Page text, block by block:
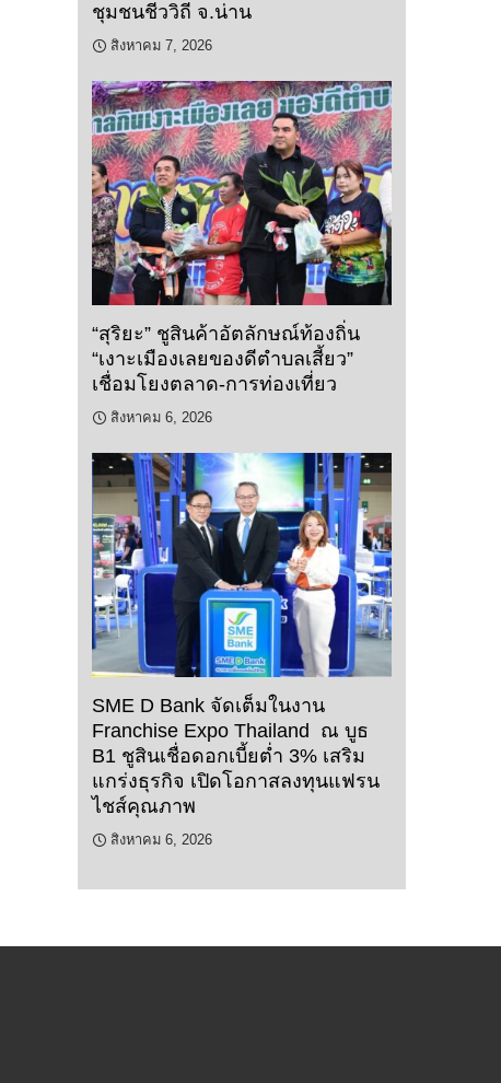
ชุมชนชีววิถี จ.น่าน
สิงหาคม 7, 2026
“สุริยะ” ชูสินค้าอัตลักษณ์ท้องถิ่น
“เงาะเมืองเลยของดีตำบลเสี้ยว”
เชื่อมโยงตลาด-การท่องเที่ยว
สิงหาคม 6, 2026
SME D Bank จัดเต็มในงาน
Franchise Expo Thailand ณ บูธ
B1 ชูสินเชื่อดอกเบี้ยต่ำ 3% เสริม
แกร่งธุรกิจ เปิดโอกาสลงทุนแฟรน
ไชส์คุณภาพ
สิงหาคม 6, 2026